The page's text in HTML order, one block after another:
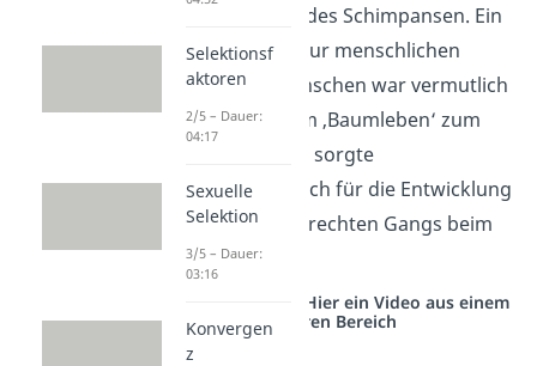
Prozent von dem des Schimpansen. Ein
wichtiger Schritt zur menschlichen
Evolution des Menschen war vermutlich
der Übergang vom ‚Baumleben‘ zum
‚Bodenleben‘. Das sorgte
wahrscheinlich auch für die Entwicklung
des dauerhaft aufrechten Gangs beim
Menschen.
Studyflix vernetzt: Hier ein Video aus einem
anderen Bereich
Selektionsf
aktoren
2/5 – Dauer:
04:17
Sexuelle
Selektion
3/5 – Dauer:
03:16
Konvergen
z